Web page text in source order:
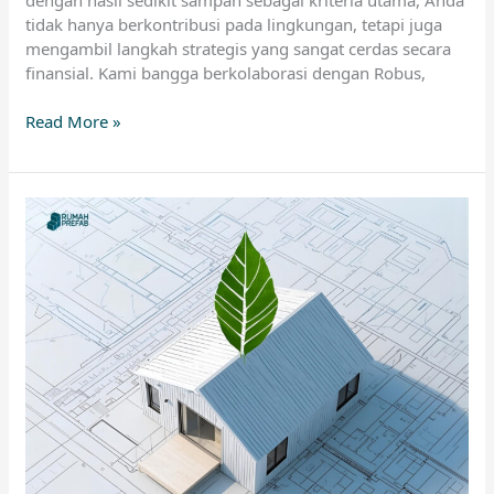
tidak hanya berkontribusi pada lingkungan, tetapi juga
mengambil langkah strategis yang sangat cerdas secara
finansial. Kami bangga berkolaborasi dengan Robus,
Read More »
Jejak
Karbon
Minimal:
Kontribusi
Anda
Terhadap
Lingkungan
dengan
Memilih
Konstruksi
Baja
Prefab